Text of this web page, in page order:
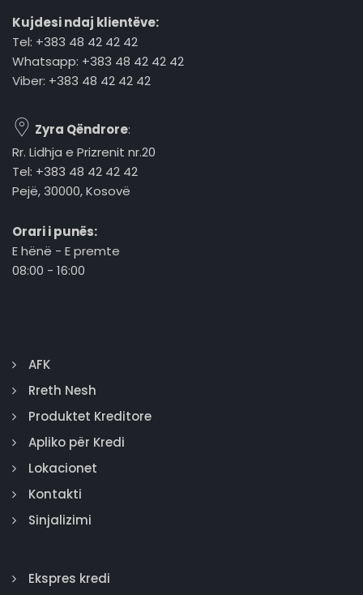
Kujdesi ndaj klientëve:
Tel: +383 48 42 42 42
Whatsapp: +383 48 42 42 42
Viber: +383 48 42 42 42
Zyra Qëndrore:
Rr. Lidhja e Prizrenit nr.20
Tel: +383 48 42 42 42
Pejë, 30000, Kosovë
Orari i punës:
E hënë - E premte
08:00 - 16:00
AFK
Rreth Nesh
Produktet Kreditore
Apliko për Kredi
Lokacionet
Kontakti
Sinjalizimi
Ekspres kredi